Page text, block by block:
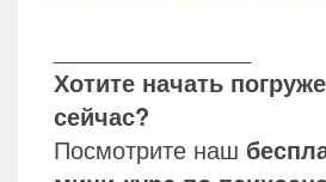
Хотите начать
сейчас?
Посмотрите наш